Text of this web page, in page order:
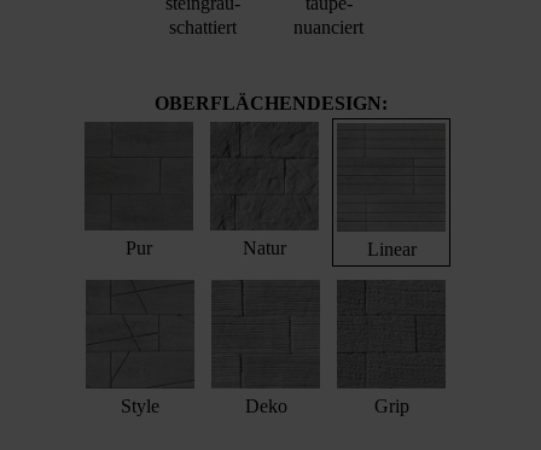
schattiert
nuanciert
OBERFLÄCHENDESIGN:
Pur Natur Linear
Style Deko Grip